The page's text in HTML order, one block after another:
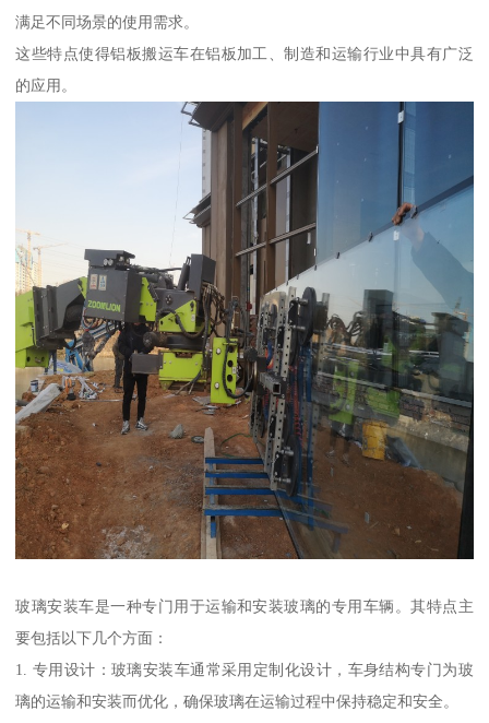
满足不同场景的使用需求。
这些特点使得铝板搬运车在铝板加工、制造和运输行业中具有广泛
的应用。
玻璃安装车是一种专门用于运输和安装玻璃的专用车辆。其特点主
要包括以下几个方面：
1. 专用设计：玻璃安装车通常采用定制化设计，车身结构专门为玻
璃的运输和安装而优化，确保玻璃在运输过程中保持稳定和安全。